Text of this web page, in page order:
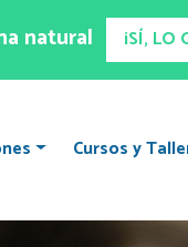
natural ¡SÍ, LO
Cursos y